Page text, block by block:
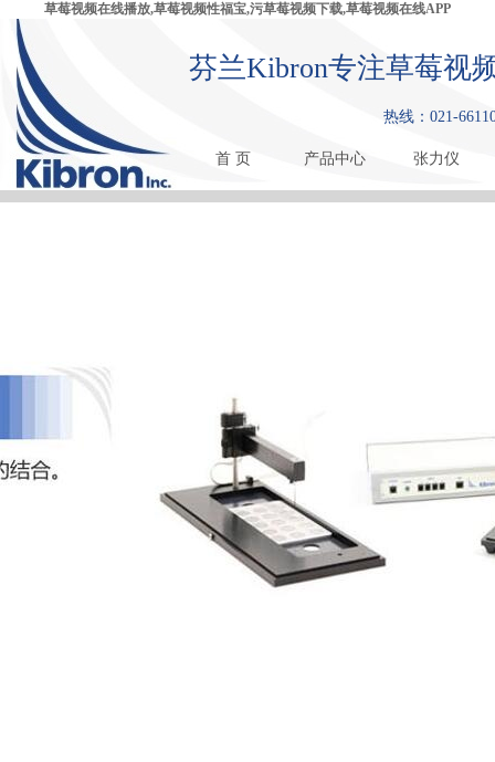
草莓视频在线播放,草莓视频性福宝,污草莓视频下载,草莓视频在线APP
芬兰Kibron专注草莓视
热线：021-
首 页 产品中心 张力仪